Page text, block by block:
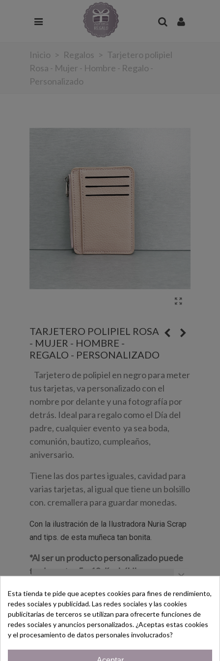
Inicio > Regalos > Tarjetero polipiel
Rosa - Mujer - Hombre - Regalo -
Personalizado
TARJETERO POLIPIEL ROSA
- MUJER - HOMBRE -
REGALO - PERSONALIZADO
Tarjetero de polipiel en negro para meter
tus tarjetas, va personalizado con el
nombre por delante y una fotografía por
detrás. Ideal para regalo como el Día del
padre, cualquier evento ya sea boda,
comunión, bautizo, cumpleaños,
aniversario.
Tiene las dos partes iguales, cavidad para
varias tarjetas, al igual que tiene un bolsillo
con. cremallera para guardar monedas.
Con la ilustración de la Ilustradora Nuria Scrap
and tips. de esta muñeca tan bonita.
*Al ser un producto personalizado puede
tardar entre 5 y 10 días hábiles, para
tiempo por si lo podemos tener antes,
escribir al whatsapp.
Aunque se enviará en cuanto este.
¡Bienvenido/a!
Regístrate hoy y consigue un
×
Esta tienda te pide que aceptes cookies para fines de rendimiento,
redes sociales y publicidad. Las redes sociales y las cookies
publicitarias de terceros se utilizan para ofrecerte funciones de
redes sociales y anuncios personalizados. ¿Aceptas estas cookies
y el procesamiento de datos personales involucrados?